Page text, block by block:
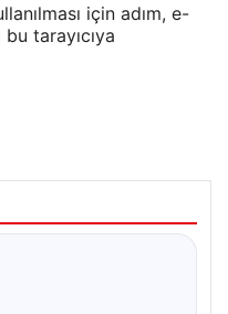
için adım, e-
tarayıcıya